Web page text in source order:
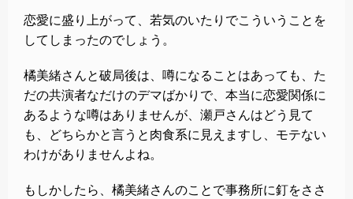
恋愛に盛り上がって、若気のいたりでこういうことを
してしまったのでしょう。
橘美緒さんと破局後は、噂になることはあっても、た
だの共演者なだけのデマばかりで、本当に恋愛関係に
あるような噂はありませんが、瀬戸さんはどう見て
も、どちらかと言うと肉食系に見えますし、モテない
わけがありませんよね。
もしかしたら、橘美緒さんのことで事務所に釘をささ